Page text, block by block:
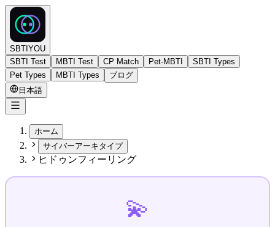
SBTIYOU
SBTI Test
MBTI Test CP Match Pet-MBTI
SBTI Types
Pet Types
MBTI Types
ブログ
日本語
ホーム
サイバーアーキタイプ
ヒドゥンフィーリング
💫